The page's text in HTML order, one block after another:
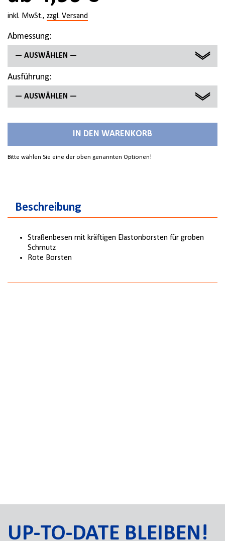
inkl. MwSt., zzgl. Versand
Abmessung:
— AUSWÄHLEN —
400 X 75 MM
500 X 75 MM
600 X 75 MM
Ausführung:
— AUSWÄHLEN —
IN DEN WARENKORB
Bitte wählen Sie eine der oben genannten Optionen!
Beschreibung
Straßenbesen mit kräftigen Elastonborsten für groben
Schmutz
Rote Borsten
UP-TO-DATE BLEIBEN!